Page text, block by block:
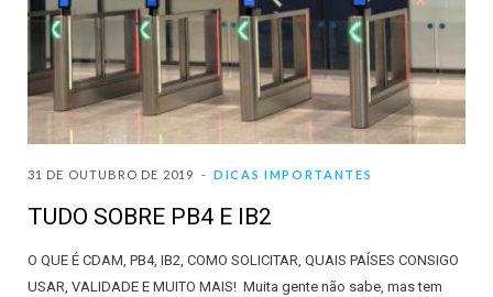
DICAS IMPORTANTES
31 DE OUTUBRO DE 2019
TUDO SOBRE PB4 E IB2
O QUE É CDAM, PB4, IB2, COMO SOLICITAR, QUAIS PAÍSES CONSIGO
USAR, VALIDADE E MUITO MAIS! Muita gente não sabe, mas tem